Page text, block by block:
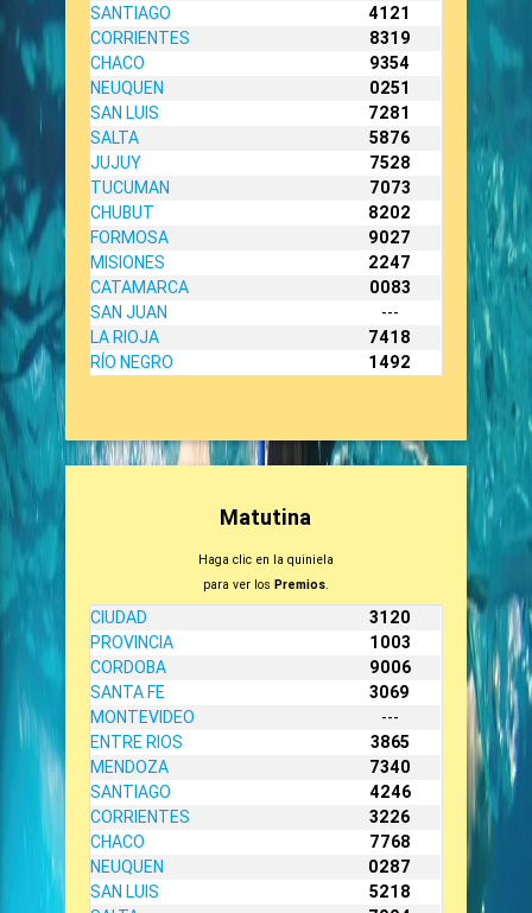
SANTIAGO
4121
CORRIENTES
8319
CHACO
9354
NEUQUEN
0251
SAN LUIS
7281
SALTA
5876
JUJUY
7528
TUCUMAN
7073
CHUBUT
8202
FORMOSA
9027
MISIONES
2247
CATAMARCA
0083
SAN JUAN
---
LA RIOJA
7418
RÍO NEGRO
1492
Matutina
Haga clic en la quiniela
para ver los Premios.
CIUDAD
3120
PROVINCIA
1003
CORDOBA
9006
SANTA FE
3069
MONTEVIDEO
---
ENTRE RIOS
3865
MENDOZA
7340
SANTIAGO
4246
CORRIENTES
3226
CHACO
7768
NEUQUEN
0287
SAN LUIS
5218